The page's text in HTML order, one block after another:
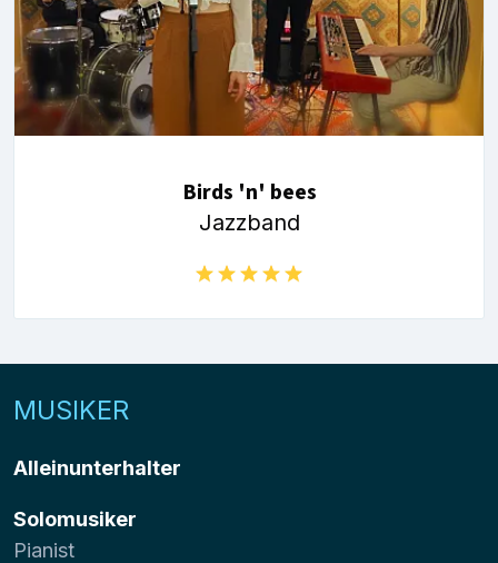
Birds 'n' bees
Jazzband
MUSIKER
Alleinunterhalter
Solomusiker
Pianist